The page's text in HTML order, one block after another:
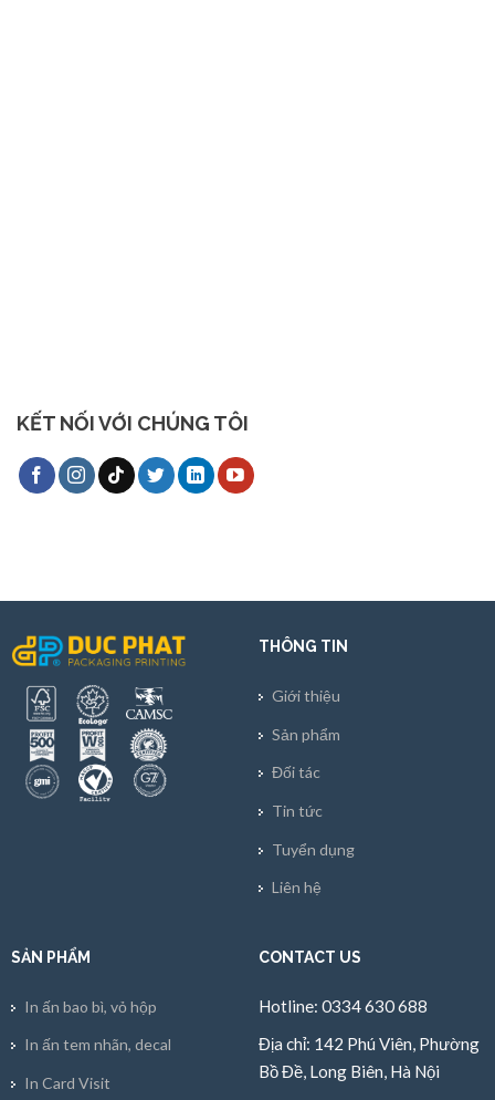
KẾT NỐI VỚI CHÚNG TÔI
THÔNG TIN
Giới thiệu
Sản phẩm
Đối tác
Tin tức
Tuyển dụng
Liên hệ
SẢN PHẨM
In ấn bao bì, vỏ hộp
In ấn tem nhãn, decal
In Card Visit
CONTACT US
Hotline: 0334 630 688
Địa chỉ: 142 Phú Viên, Phường
Bồ Đề, Long Biên, Hà Nội